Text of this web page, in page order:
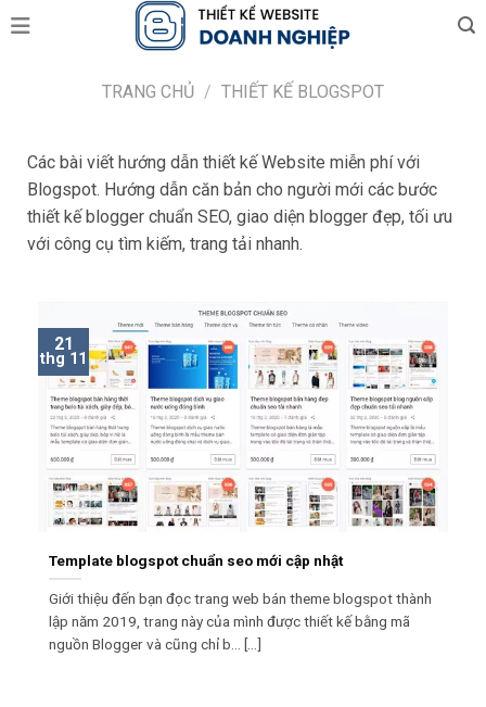
Skip
to
TRANG CHỦ / THIẾT KẾ BLOGSPOT
Các bài viết hướng dẫn thiết kế Website miễn phí với
Blogspot. Hướng dẫn căn bản cho người mới các bước
thiết kế blogger chuẩn SEO, giao diện blogger đẹp, tối ưu
với công cụ tìm kiếm, trang tải nhanh.
Template blogspot chuẩn seo mới cập nhật
Giới thiệu đến bạn đọc trang web bán theme blogspot thành
lập năm 2019, trang này của mình được thiết kế bằng mã
nguồn Blogger và cũng chỉ b... [...]
21
thg 11